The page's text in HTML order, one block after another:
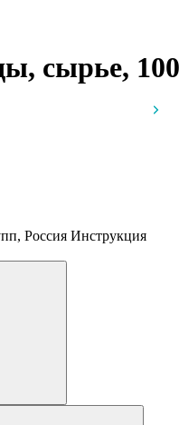
сырье,
Россия Инструкция